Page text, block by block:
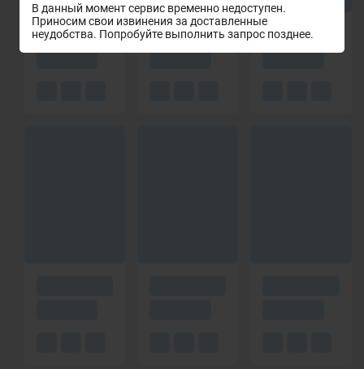
В данный момент сервис временно недоступен.
Приносим свои извинения за доставленные
неудобства. Попробуйте выполнить запрос позднее.